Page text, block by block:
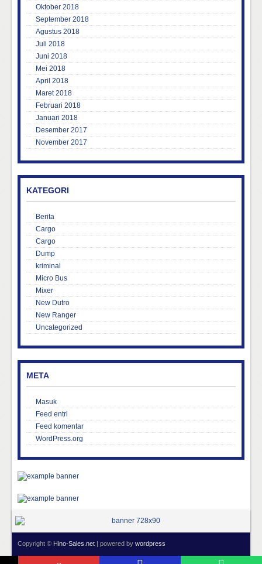
Oktober 2018
September 2018
Agustus 2018
Juli 2018
Juni 2018
Mei 2018
April 2018
Maret 2018
Februari 2018
Januari 2018
Desember 2017
November 2017
KATEGORI
Berita
Cargo
Cargo
Dump
kriminal
Micro Bus
Mixer
New Dutro
New Ranger
Uncategorized
META
Masuk
Feed entri
Feed komentar
WordPress.org
Copyright © Hino-Sales.net | powered by wordpress